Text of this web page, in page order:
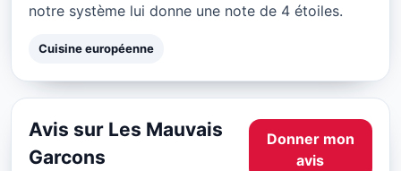
notre système lui donne une note de 4 étoiles.
Cuisine européenne
Avis sur Les Mauvais
Garcons
Donner mon
avis